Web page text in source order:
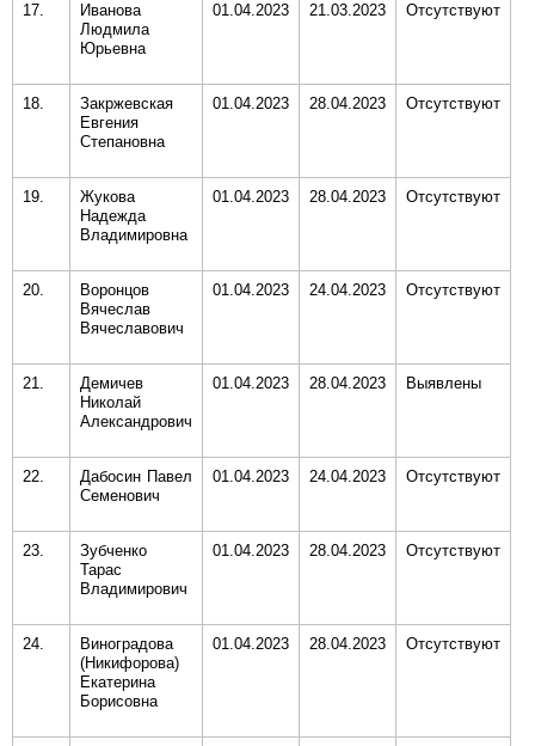
17.
Иванова
Людмила
Юрьевна
01.04.2023 21.03.2023 Отсутствуют
18.
Закржевская
Евгения
Степановна
01.04.2023 28.04.2023 Отсутствуют
19.
Жукова
Надежда
Владимировна
01.04.2023 28.04.2023 Отсутствуют
20.
Воронцов
Вячеслав
Вячеславович
01.04.2023 24.04.2023 Отсутствуют
21.
Демичев
Николай
Александрович
01.04.2023 28.04.2023 Выявлены
22.
Дабосин Павел
Семенович
01.04.2023 24.04.2023 Отсутствуют
23.
Зубченко
Тарас
Владимирович
01.04.2023 28.04.2023 Отсутствуют
24.
Виноградова
(Никифорова)
Екатерина
Борисовна
01.04.2023 28.04.2023 Отсутствуют